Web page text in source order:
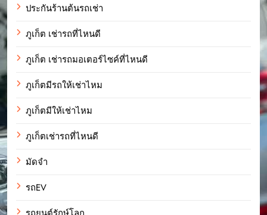
ประกันร้านต้นรถเช่า
ภูเก็ต เช่ารถที่ไหนดี
ภูเก็ต เช่ารถมอเตอร์ไซค์ที่ไหนดี
ภูเก็ตมีรถให้เช่าไหม
ภูเก็ตมีให้เช่าไหม
ภูเก็ตเช่ารถที่ไหนดี
มัดจำ
รถEV